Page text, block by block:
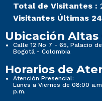
Total de Visitantes :
Visitantes Últimas
Ubicación Altas
Calle 12 No 7 - 65, Palacio
Bogotá - Colombia
Horarios de
Atención Presencial:
Lunes a Viernes de 08:00
p.m.